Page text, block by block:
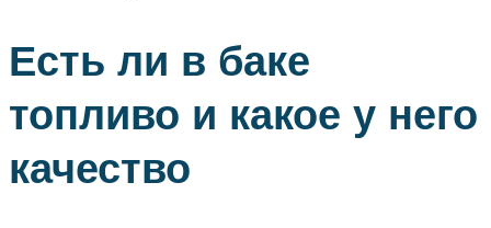
Есть ли в баке
топливо и какое у него
качество